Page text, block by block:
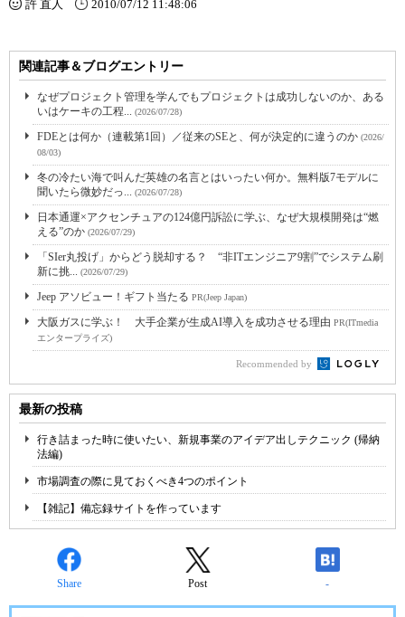
許 直人 2010/07/12 11:48:06
関連記事＆ブログエントリー
なぜプロジェクト管理を学んでもプロジェクトは成功しないのか、ある
いはケーキの工程... (2026/07/28)
FDEとは何か（連載第1回）／従来のSEと、何が決定的に違うのか (2026/
08/03)
冬の冷たい海で叫んだ英雄の名言とはいったい何か。無料版7モデルに
聞いたら微妙だっ... (2026/07/28)
日本通運×アクセンチュアの124億円訴訟に学ぶ、なぜ大規模開発は“燃
える”のか (2026/07/29)
「SIer丸投げ」からどう脱却する？ “非ITエンジニア9割”でシステム刷
新に挑... (2026/07/29)
Jeep アソビュー！ギフト当たる PR(Jeep Japan)
大阪ガスに学ぶ！ 大手企業が生成AI導入を成功させる理由 PR(ITmedia
エンタープライズ)
Recommended by
最新の投稿
行き詰まった時に使いたい、新規事業のアイデア出しテクニック (帰納
法編)
市場調査の際に見ておくべき4つのポイント
【雑記】備忘録サイトを作っています
Share Post -